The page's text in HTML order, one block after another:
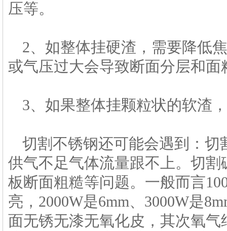
压等。
2、如整体挂硬渣，需要降低
或气压过大会导致断面分层和面
3、如果整体挂颗粒状的软渣
切割不锈钢还可能会遇到：
供气不足气体流量跟不上。切
板断面粗糙等问题。一般而言
亮，2000W是6mm、3000W是
面无锈无漆无氧化皮，其次氧